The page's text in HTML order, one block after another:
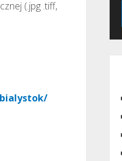
(.jpg .tiff,